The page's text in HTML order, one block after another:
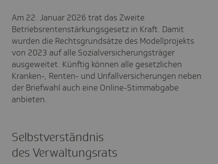
Am 22. Januar 2026 trat das Zweite
Betriebsrentenstärkungsgesetz in Kraft. Damit
wurden die Rechtsgrundsätze des Modellprojekts
von 2023 auf alle Sozialversicherungsträger
ausgeweitet. Künftig können alle gesetzlichen
Kranken-, Renten- und Unfallversicherungen neben
der Briefwahl auch eine Online-Stimmabgabe
anbieten.
Selbstverständnis
des Verwaltungsrats